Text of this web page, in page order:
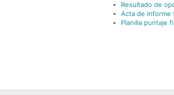
Resultado de
Acta de informe
Planilla puntaje